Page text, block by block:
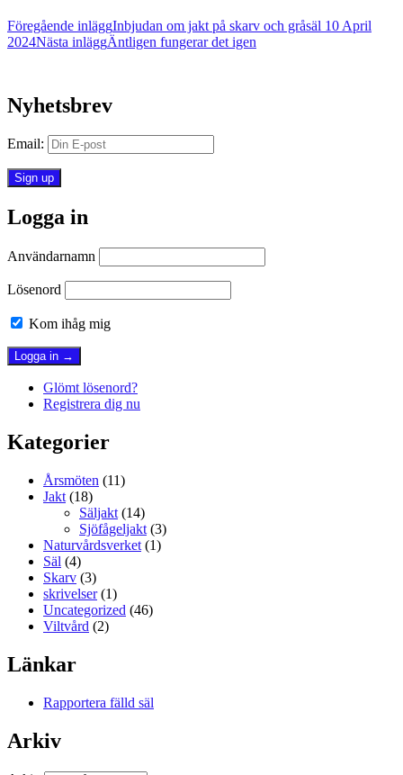
Föregående inläggInbjudan om jakt på skarv och gråsäl 10 April
2024Nästa inläggÄntligen fungerar det igen
Nyhetsbrev
Email:
Logga in
Användarnamn
Lösenord
Kom ihåg mig
Glömt lösenord?
Registrera dig nu
Kategorier
Årsmöten (11)
Jakt (18)
Säljakt (14)
Sjöfågeljakt (3)
Naturvårdsverket (1)
Säl (4)
Skarv (3)
skrivelser(1)
Uncategorized (46)
Viltvård (2)
Länkar
Rapportera fälld säl
Arkiv